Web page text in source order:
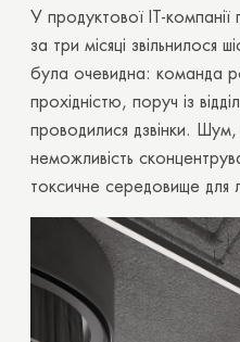
У продуктової ІТ-
за три місяці звільнилося
була очевидна: команда
прохідністю, поруч із
проводилися дзвінки.
неможливість
токсичне середовище для